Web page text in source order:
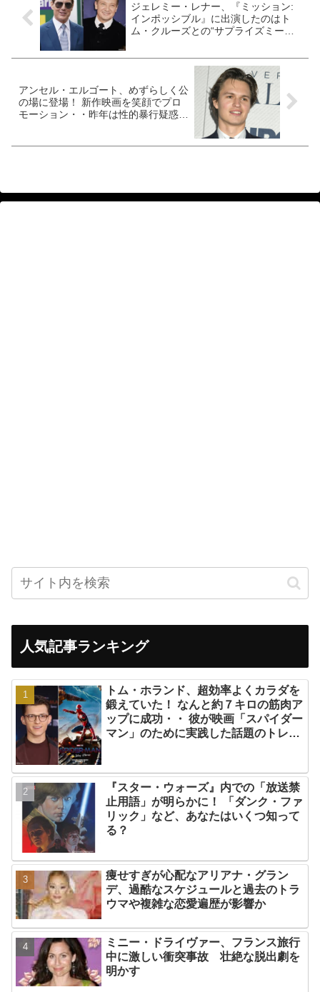
ジェレミー・レナー、『ミッション:
インポッシブル』に出演したのはト
ム・クルーズとの“サプライズミーテ
ェレミーに対するトムのアプローチが
すごい・・・［動画あり］
アンセル・エルゴート、めずらしく公
の場に登場！ 新作映画を笑顔でプロ
モーション・・昨年は性的暴行疑惑を
人気記事ランキング
トム・ホランド、超効率よくカラダを
鍛えていた！ なんと約７キロの筋肉ア
ップに成功・・ 彼が映画「スパイダー
マン」のために実践した話題のトレー
『スター・ウォーズ』内での「放送禁
止用語」が明らかに！ 「ダンク・ファ
リック」など、あなたはいくつ知って
る？
痩せすぎが心配なアリアナ・グラン
デ、過酷なスケジュールと過去のトラ
ウマや複雑な恋愛遍歴が影響か
ミニー・ドライヴァー、フランス旅行
中に激しい衝突事故 壮絶な脱出劇を
明かす